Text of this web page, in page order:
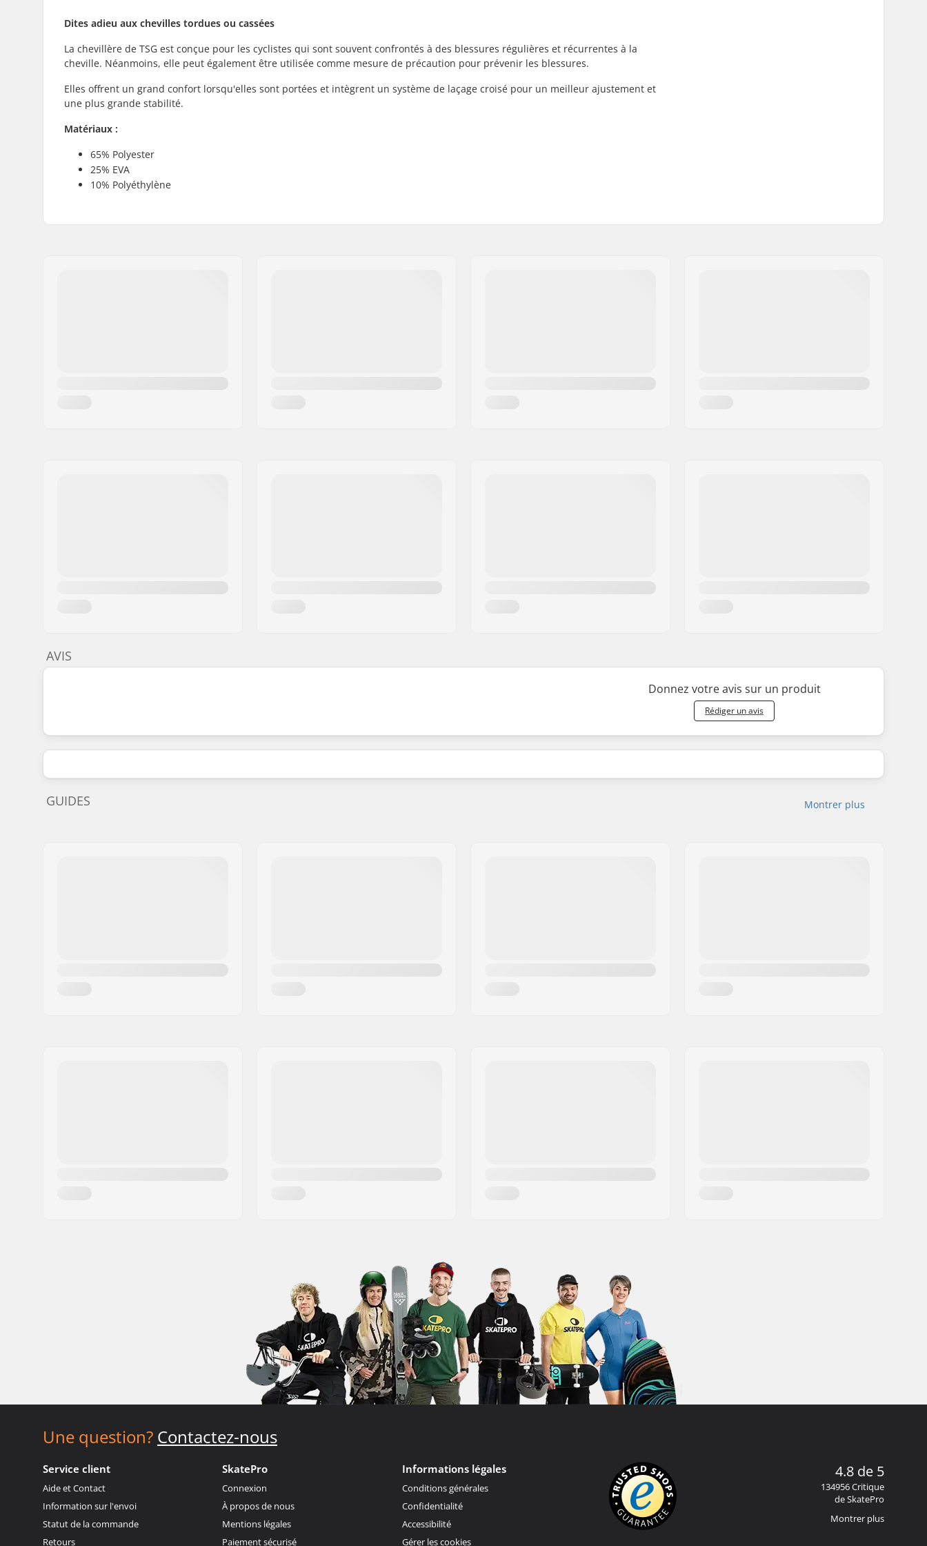
Dites adieu aux chevilles tordues ou cassées
La chevillère de TSG est conçue pour les cyclistes qui sont souvent confrontés à des blessures régulières et récurrentes à la
cheville. Néanmoins, elle peut également être utilisée comme mesure de précaution pour prévenir les blessures.
Elles offrent un grand confort lorsqu'elles sont portées et intègrent un système de laçage croisé pour un meilleur ajustement et
une plus grande stabilité.
Matériaux :
65% Polyester
25% EVA
10% Polyéthylène
AVIS
Donnez votre avis sur un produit
Rédiger un avis
Montrer plus
GUIDES
Une question? Contactez-nous
Service client
Aide et Contact
Information sur l'envoi
Statut de la commande
Retours
SkatePro
Connexion
À propos de nous
Mentions légales
Paiement sécurisé
Informations légales
Conditions générales
Confidentialité
Accessibilité
Gérer les cookies
4.8 de 5
134956 Critique
de SkatePro
Montrer plus